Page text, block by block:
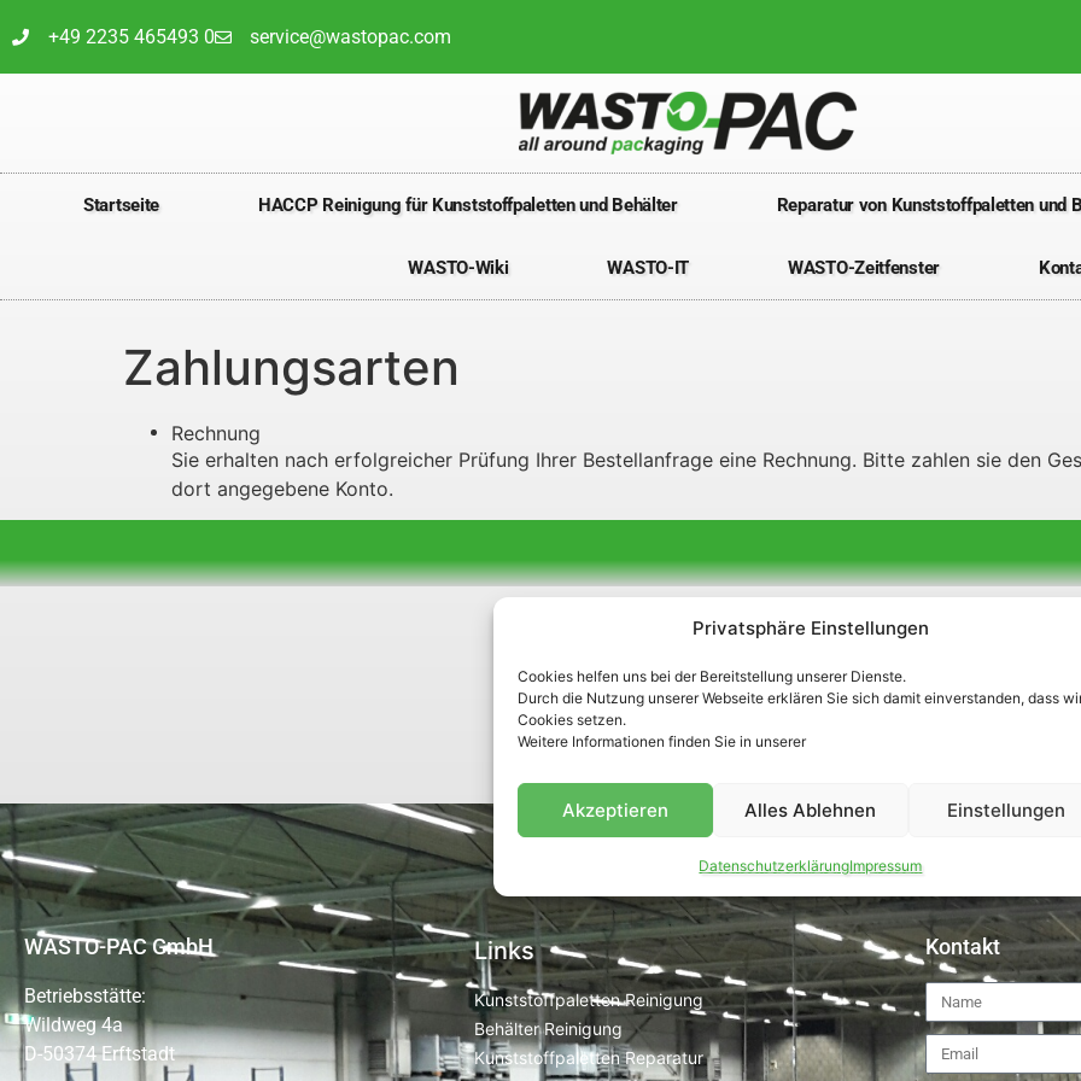
Privatsphäre Einstellungen
Cookies helfen uns bei der Bereitstellung unserer Dienste.
Durch die Nutzung unserer Webseite erklären Sie sich damit einverstanden, dass
Cookies setzen.
Weitere Informationen finden Sie in unserer
Akzeptieren Alles Ablehnen Einstellungen
DatenschutzerklärungImpressum
+49 2235 465493 0 service@wastopac.com
Startseite HACCP Reinigung für Kunststoffpaletten und Behälter Reparatur von Kunststoffpaletten und
WASTO-Wiki WASTO-IT WASTO-Zeitfenster
Zahlungsarten
Rechnung
Sie erhalten nach erfolgreicher Prüfung Ihrer Bestellanfrage eine Rechnung. Bitte zahlen sie den
dort angegebene Konto.
Unsere Partner
WASTO-PAC GmbH
Betriebsstätte:
Wildweg 4a
D-50374 Erftstadt
Links
Kunststoffpaletten Reinigung
Behälter Reinigung
Kunststoffpaletten Reparatur
Kontakt